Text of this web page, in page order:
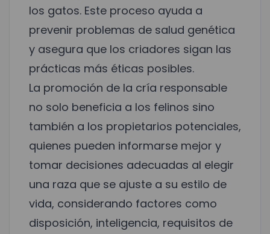
los gatos. Este proceso ayuda a
prevenir problemas de salud genética
y asegura que los criadores sigan las
prácticas más éticas posibles.
La promoción de la cría responsable
no solo beneficia a los felinos sino
también a los propietarios potenciales,
quienes pueden informarse mejor y
tomar decisiones adecuadas al elegir
una raza que se ajuste a su estilo de
vida, considerando factores como
disposición, inteligencia, requisitos de